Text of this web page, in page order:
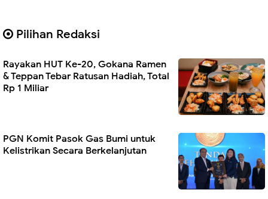
Pilihan Redaksi
Rayakan HUT Ke-20, Gokana Ramen
& Teppan Tebar Ratusan Hadiah, Total
Rp 1 Miliar
PGN Komit Pasok Gas Bumi untuk
Kelistrikan Secara Berkelanjutan